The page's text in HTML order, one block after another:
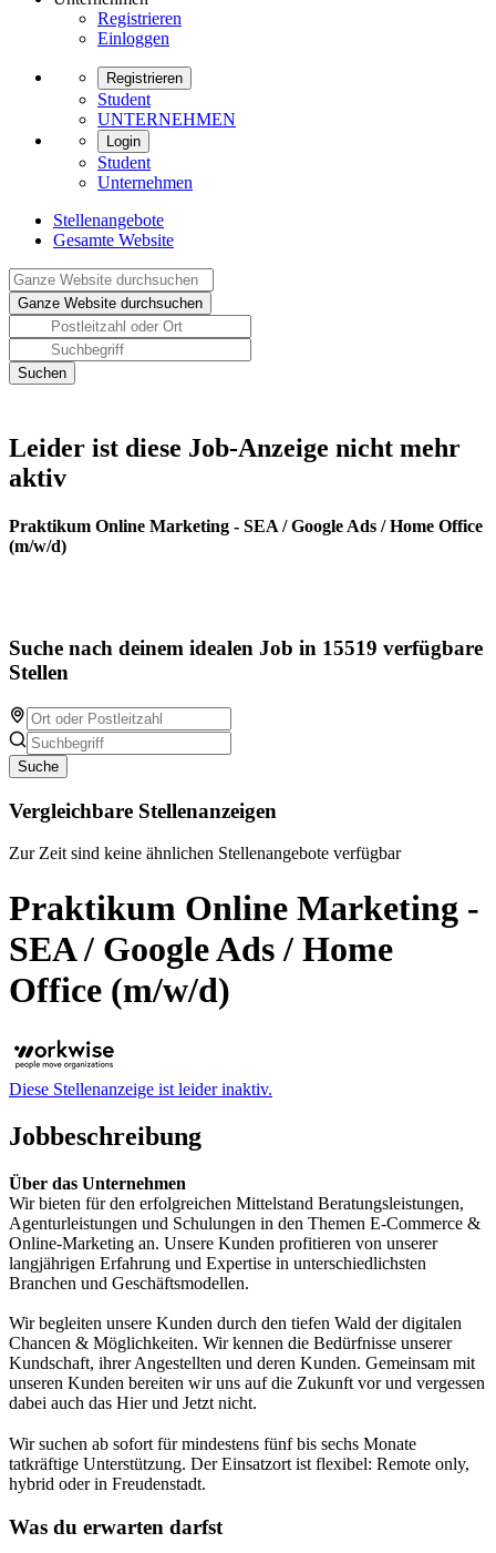
Registrieren
Einloggen
Registrieren
Student
UNTERNEHMEN
Login
Student
Unternehmen
Stellenangebote
Gesamte Website
Leider ist diese Job-Anzeige nicht mehr
aktiv
Praktikum Online Marketing - SEA / Google Ads / Home Office
(m/w/d)
Suche nach deinem idealen Job in 15519 verfügbare
Stellen
Suche
Vergleichbare Stellenanzeigen
Zur Zeit sind keine ähnlichen Stellenangebote verfügbar
Praktikum Online Marketing -
SEA / Google Ads / Home
Office (m/w/d)
Diese Stellenanzeige ist leider inaktiv.
Jobbeschreibung
Über das Unternehmen
Wir bieten für den erfolgreichen Mittelstand Beratungsleistungen,
Agenturleistungen und Schulungen in den Themen E-Commerce &
Online-Marketing an. Unsere Kunden profitieren von unserer
langjährigen Erfahrung und Expertise in unterschiedlichsten
Branchen und Geschäftsmodellen.
Wir begleiten unsere Kunden durch den tiefen Wald der digitalen
Chancen & Möglichkeiten. Wir kennen die Bedürfnisse unserer
Kundschaft, ihrer Angestellten und deren Kunden. Gemeinsam mit
unseren Kunden bereiten wir uns auf die Zukunft vor und vergessen
dabei auch das Hier und Jetzt nicht.
Wir suchen ab sofort für mindestens fünf bis sechs Monate
tatkräftige Unterstützung. Der Einsatzort ist flexibel: Remote only,
hybrid oder in Freudenstadt.
Was du erwarten darfst